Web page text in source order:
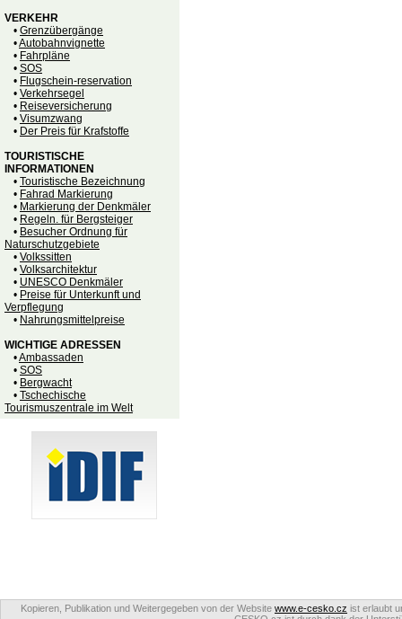
VERKEHR
• Grenzübergänge
•Autobahnvignette
• Fahrpläne
• SOS
• Flugschein-reservation
• Verkehrsegel
• Reiseversicherung
• Visumzwang
• Der Preis für Krafstoffe
TOURISTISCHE
INFORMATIONEN
• Touristische Bezeichnung
• Fahrad Markierung
• Markierung der Denkmäler
• Regeln. für Bergsteiger
• Besucher Ordnung für
Naturschutzgebiete
• Volkssitten
• Volksarchitektur
• UNESCO Denkmäler
• Preise für Unterkunft und
Verpflegung
• Nahrungsmittelpreise
WICHTIGE ADRESSEN
•Ambassaden
• SOS
• Bergwacht
• Tschechische
Tourismuszentrale im Welt
Kopieren, Publikation und Weitergegeben von der Website www.e-cesko.cz ist erlaubt